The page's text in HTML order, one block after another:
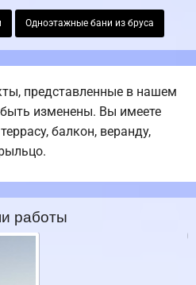
Одноэтажные бани из бруса
представленные в нашем
изменены. Вы имеете
балкон, веранду,
работы